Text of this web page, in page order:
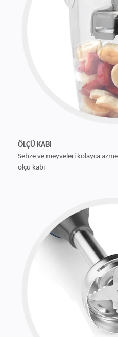
ÖLÇÜ KABI
Sebze ve meyveleri kolayca
ölçü kabı